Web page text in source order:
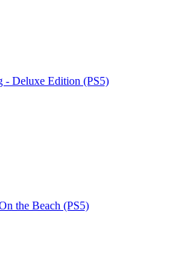
- Deluxe Edition (PS5)
the Beach (PS5)